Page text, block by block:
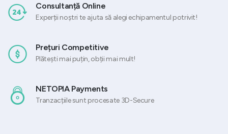
Consultanță Online
Experții noștri te ajuta să alegi echipamentul potrivit!
Prețuri Competitive
Plătești mai puțin, obții mai mult!
NETOPIA Payments
Tranzacțiile sunt procesate 3D-Secure